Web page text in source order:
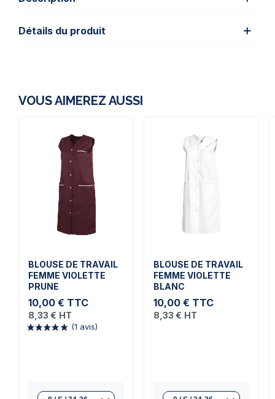
Détails du produit
VOUS AIMEREZ AUSSI
BLOUSE DE TRAVAIL
FEMME VIOLETTE
PRUNE
10,00 € TTC
8,33 € HT
BLOUSE DE TRAVAIL
FEMME VIOLETTE
BLANC
10,00 € TTC
8,33 € HT